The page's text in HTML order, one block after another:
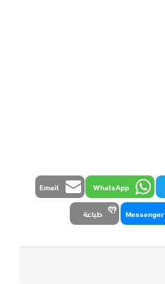
WhatsApp
Email
Messenger طباعة